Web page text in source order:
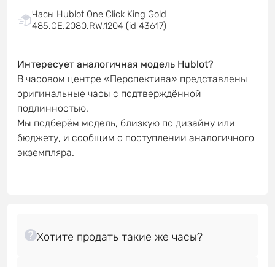
Часы Hublot One Click King Gold
485.OE.2080.RW.1204 (id 43617)
Интересует аналогичная модель Hublot?
В часовом центре «Перспектива» представлены
оригинальные часы с подтверждённой
подлинностью.
Мы подберём модель, близкую по дизайну или
бюджету, и сообщим о поступлении аналогичного
экземпляра.